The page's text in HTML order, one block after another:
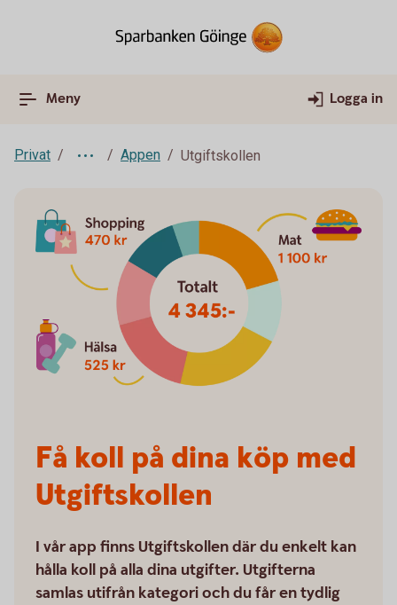
Meny Logga in
Privat Appen Utgiftskollen
Få koll på dina köp med
Utgiftskollen
I vår app finns Utgiftskollen där du enkelt kan
hålla koll på alla dina utgifter. Utgifterna
samlas utifrån kategori och du får en tydlig